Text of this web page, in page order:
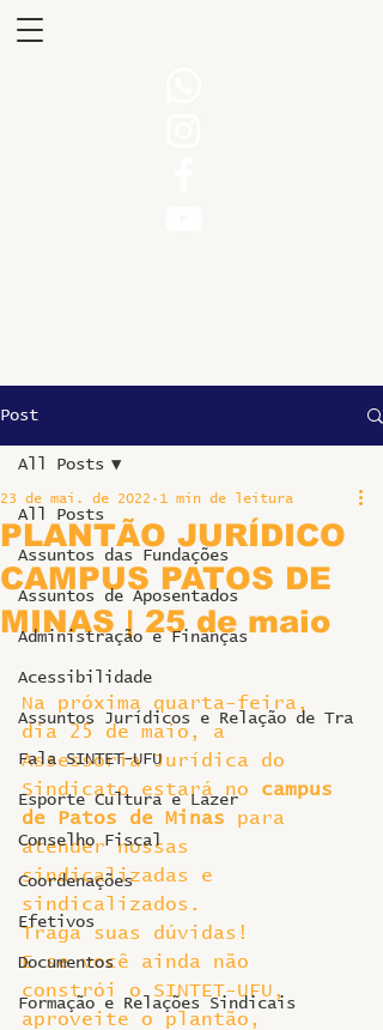
Post
All Posts
Assuntos das Fundações
Assuntos de Aposentados
Administração e Finanças
Acessibilidade
Assuntos Jurídicos e Relação de Tra
Fala SINTET-UFU
Esporte Cultura e Lazer
Conselho Fiscal
Coordenações
Efetivos
Documentos
Formação e Relações Sindicais
All Posts
PLANTÃO JURÍDICO
CAMPUS PATOS DE
MINAS | 25 de maio
23 de mai. de 2022 1 min de leitura
Na próxima quarta-feira,
dia 25 de maio, a
Assessoria Jurídica do
Sindicato estará no campus
de Patos de Minas para
atender nossas
sindicalizadas e
sindicalizados.
Traga suas dúvidas!
E se você ainda não
constrói o SINTET-UFU,
aproveite o plantão,